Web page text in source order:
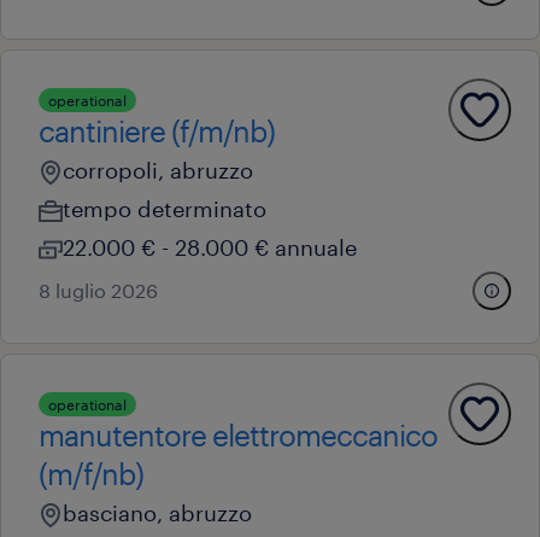
operational
cantiniere (f/m/nb)
corropoli, abruzzo
tempo determinato
22.000 € - 28.000 € annuale
8 luglio 2026
operational
manutentore elettromeccanico
(m/f/nb)
basciano, abruzzo